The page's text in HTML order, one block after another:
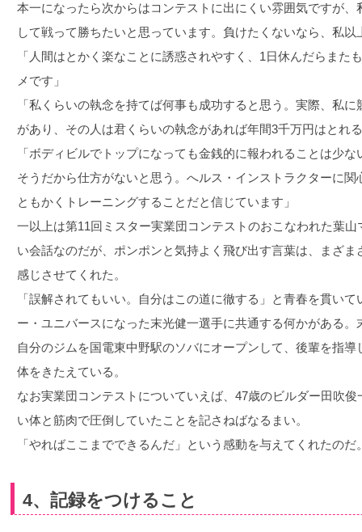
本一になったら次からはコンテストに出にくい雰囲気ですが
して戦って勝ちたいと思っています。負けたくないなら、私
「人間はとかく楽なことに誘惑されやすく、1日休んだらまた
メです」
「私くらいの執念を持てば何事も成功すると思う。実際、私
があり、その人は君くらいの執念があれば年間3千万円はとれ
「ボディビルでトップになっても金銭的に報われることは少
そうだから仕方がないと思う。へルス・インストラクターに
ともかくトレーニングすることだと信じています」
一以上は第11回ミスター実業団コンテストのおこなわれた葉
い会話なのだが、ポンポンと気持よく飛び出す言葉は、まざ
感じさせてくれた。
「誤解されてもいい。自分はこの道に徹する」と青春を貫い
ー・ユニバースになった末光健一選手に共通する何かがある
自分のジムを国電東中野駅のソバにオープンして、後輩を指
体をきたえている。
なお実業団コンテストについていえば、47歳のビルダー田吹
い体と筋肉で圧倒していたことを記さねばなるまい。
「やればここまでできるんだ」という感動を与えてくれたのだ
4、記録をつけること